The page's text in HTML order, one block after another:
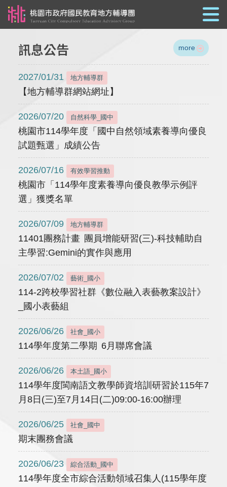
訊息公告 more
2027/01/31 地方輔導群
【地方輔導群網站網址】
2026/07/20 自然科學_國中
桃園市114學年度「國中自然領域素養導向優良
試題甄選」成績公告
2026/07/16 有效學習推動
桃園市「114學年度素養導向優良教學示例評
選」獲獎名單
2026/07/09 地方輔導群
11401團務計畫 團員增能研習(三)-科技輔助自
主學習:Gemini的實作與應用
2026/07/02 藝術_國小
114-2跨校學習社群《數位融入表藝教案設計》
_國小表藝組
2026/06/26 社會_國小
114學年度第二學期 6月聯席會議
2026/06/26 本土語_國小
114學年度閩南語文教學師資培訓研習於115年7
月8日(三)至7月14日(二)09:00-16:00辦理
2026/06/25 社會_國中
期末團務會議
2026/06/23 綜合活動_國中
114學年度全市綜合活動領域召集人(115學年度